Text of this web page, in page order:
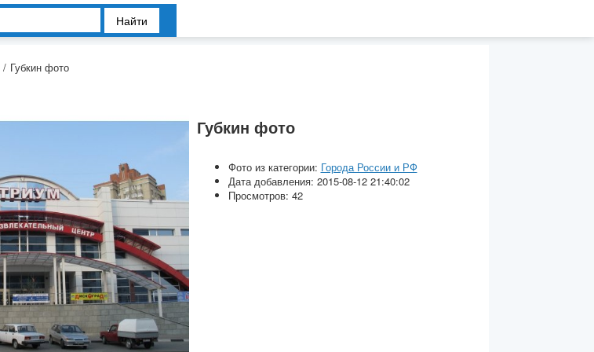
Найти
/ Губкин фото
Губкин фото
Фото из категории: Города России и РФ
Дата добавления: 2015-08-12 21:40:02
Просмотров: 42